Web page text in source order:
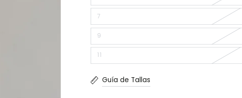
agotada
o
no
disponible
7Variante
agotada
o
no
disponible
9
Variante
agotada
o
no
disponible
11
Variante
agotada
disponible
Guía de Tallas